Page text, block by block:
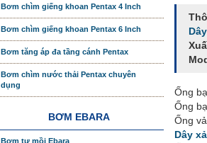
Ống
Ống
Ống
Dây
Bơm chìm giếng khoan Pentax 4 Inch
Bơm chìm giếng khoan Pentax 6 Inch
Bơm tăng áp đa tầng cánh Pentax
Bơm chìm nước thải Pentax chuyên
dụng
BƠM EBARA
Bơm tự mồi Ebara